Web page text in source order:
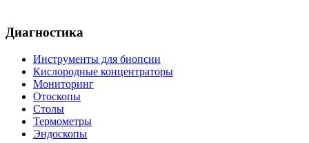
Диагностика
Инструменты для биопсии
Кислородные концентраторы
Мониторинг
Отоскопы
Столы
Термометры
Эндоскопы